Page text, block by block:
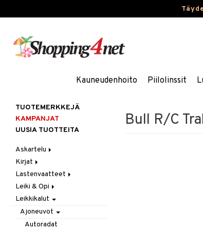
Kauneudenhoito Piilolinssit
Bull R/C
TUOTEMERKKEJÄ
KAMPANJAT
UUSIA TUOTTEITA
Askartelu
Askartelumateriaalit
Askartelusetti
Helmet
Koulutarvikkeet
Muovailuvaha
Piirrä ja maalaa
Kirjat
Askartelukirjat
Maalauskirjat
Päiväkirjat
Lastenvaatteet
Alaosat
Leggingsit
Alusvaatteet & Sukat
Kengät
Mekot
Leiki & Opi
Opetuslelut
Oppimispelit
Soittimet
Leikkikalut
Ajoneuvot
Autoradat